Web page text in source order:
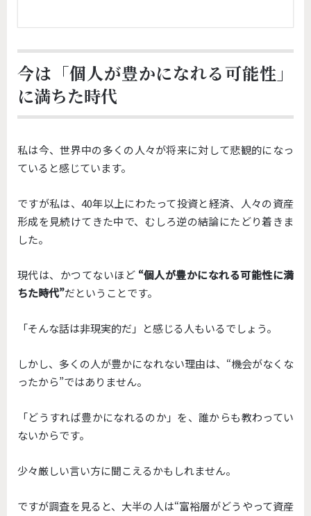
今は「個人が豊かになれる可能性」
に満ちた時代
私は今、世界中の多くの人々が将来に対して悲観的になっ
ていると感じています。
ですが私は、40年以上にわたって投資と経済、人々の資産
形成を見続けてきた中で、むしろ逆の結論にたどり着きま
した。
現代は、かつてないほど “個人が豊かになれる可能性に満
ちた時代”だということです。
「そんな話は非現実的だ」と感じる人もいるでしょう。
しかし、多くの人が豊かになれない理由は、“機会がなくな
ったから”ではありません。
「どうすれば豊かになれるのか」を、誰からも教わってい
ないからです。
少々厳しい言い方に聞こえるかもしれません。
ですが調査を見ると、大半の人は“富裕層がどうやって資産